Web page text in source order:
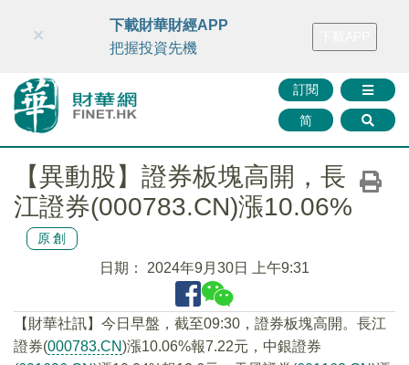
財華智庫網 FINTV FINMETA 財華證券 媒體矩陣
訂閱
简
×
下載財華財經APP
把握投資先機
【異動股】證券板塊高開，長
江證券(000783.CN)漲10.06%
原創
日期： 2024年9月30日 上午9:31
【財華社訊】今日早盤，截至09:30，證券板塊高開。長江
證券(000783.CN)漲10.06%報7.22元，中銀證券